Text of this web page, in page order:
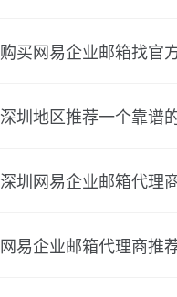
购买网易企业邮箱找官
深圳地区推荐一个靠谱
深圳网易企业邮箱代理
网易企业邮箱代理商推